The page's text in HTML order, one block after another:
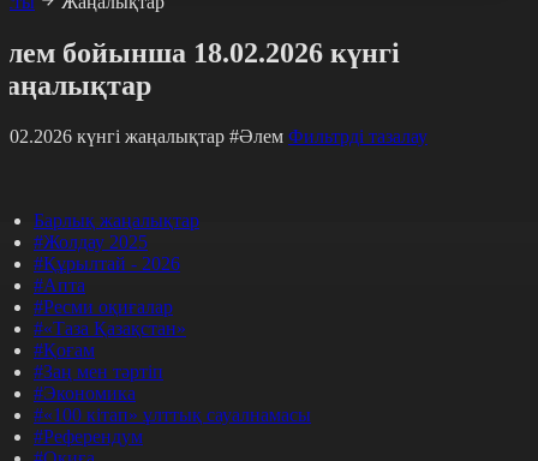
бойынша 18.02.2026 күнгі
күнгі жаңалықтар #Әлем Фильтрді тазалау
Барлық жаңалықтар
#Жолдау 2025
#Құрылтай - 2026
#Апта
#Ресми оқиғалар
#«Таза Қазақстан»
#Қоғам
#Заң мен тәртіп
#Экономика
#«100 кітап» ұлттық сауалнамасы
#Референдум